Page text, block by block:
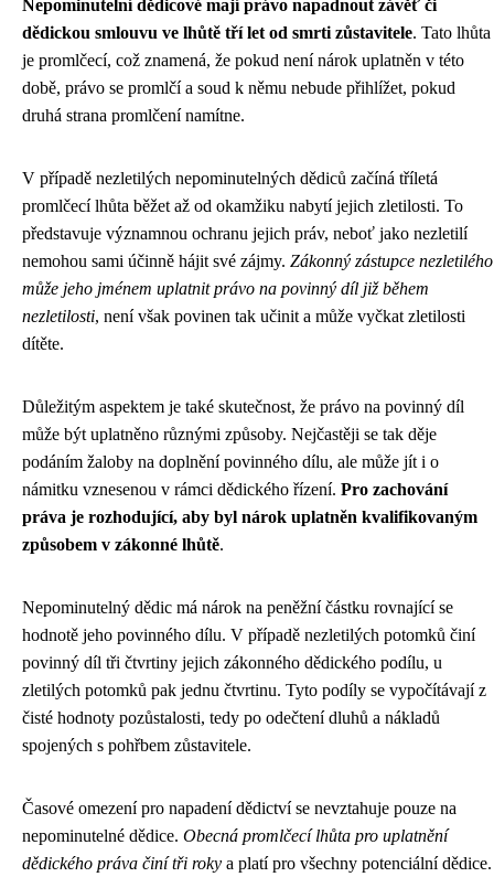
Nepominutelní dědicové mají právo napadnout závěť či
dědickou smlouvu ve lhůtě tří let od smrti zůstavitele. Tato lhůta
je promlčecí, což znamená, že pokud není nárok uplatněn v této
době, právo se promlčí a soud k němu nebude přihlížet, pokud
druhá strana promlčení namítne.
V případě nezletilých nepominutelných dědiců začíná tříletá
promlčecí lhůta běžet až od okamžiku nabytí jejich zletilosti. To
představuje významnou ochranu jejich práv, neboť jako nezletilí
nemohou sami účinně hájit své zájmy. Zákonný zástupce nezletilého
může jeho jménem uplatnit právo na povinný díl již během
nezletilosti, není však povinen tak učinit a může vyčkat zletilosti
dítěte.
Důležitým aspektem je také skutečnost, že právo na povinný díl
může být uplatněno různými způsoby. Nejčastěji se tak děje
podáním žaloby na doplnění povinného dílu, ale může jít i o
námitku vznesenou v rámci dědického řízení. Pro zachování
práva je rozhodující, aby byl nárok uplatněn kvalifikovaným
způsobem v zákonné lhůtě.
Nepominutelný dědic má nárok na peněžní částku rovnající se
hodnotě jeho povinného dílu. V případě nezletilých potomků činí
povinný díl tři čtvrtiny jejich zákonného dědického podílu, u
zletilých potomků pak jednu čtvrtinu. Tyto podíly se vypočítávají z
čisté hodnoty pozůstalosti, tedy po odečtení dluhů a nákladů
spojených s pohřbem zůstavitele.
Časové omezení pro napadení dědictví se nevztahuje pouze na
nepominutelné dědice. Obecná promlčecí lhůta pro uplatnění
dědického práva činí tři roky a platí pro všechny potenciální dědice.